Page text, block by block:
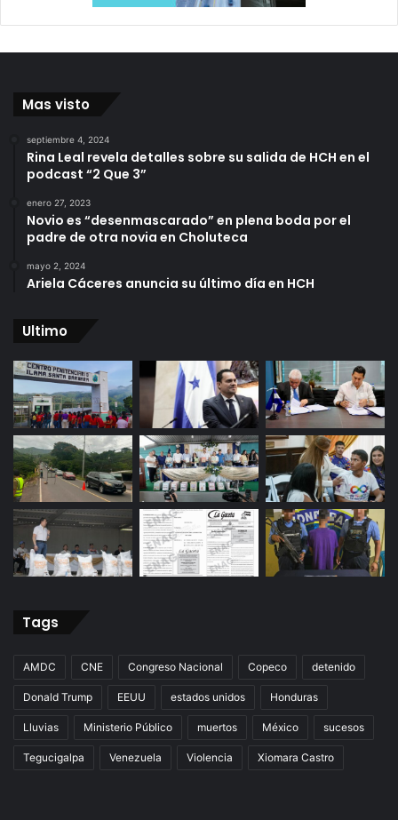
Mas visto
septiembre 4, 2024
Rina Leal revela detalles sobre su salida de HCH en el
podcast “2 Que 3”
enero 27, 2023
Novio es “desenmascarado” en plena boda por el
padre de otra novia en Choluteca
mayo 2, 2024
Ariela Cáceres anuncia su último día en HCH
Ultimo
Tags
AMDC CNE Congreso Nacional Copeco detenido
Donald Trump EEUU estados unidos Honduras
Lluvias Ministerio Público muertos México sucesos
Tegucigalpa Venezuela Violencia Xiomara Castro